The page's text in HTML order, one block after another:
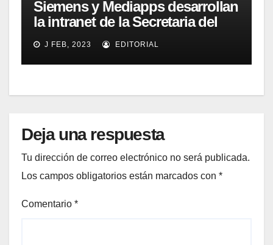
Siemens y Mediapps desarrollan
la intranet de la Secretaria del
Estado de Presupuestos y
Gastos
J FEB, 2023 EDITORIAL
Deja una respuesta
Tu dirección de correo electrónico no será publicada.
Los campos obligatorios están marcados con *
Comentario *